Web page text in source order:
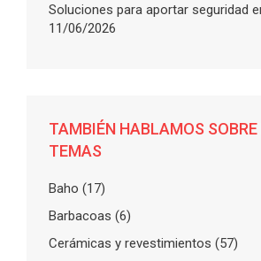
Soluciones para aportar seguridad
11/06/2026
TAMBIÉN HABLAMOS SOBRE
TEMAS
Baho (17)
Barbacoas (6)
Cerámicas y revestimientos (57)